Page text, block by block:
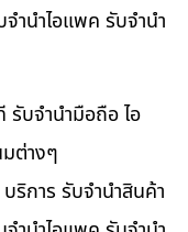
ำนำไอแพค รับจำนำ
รับจำนำมือถือ ไอ
ต่างๆ
ริการ รับจำนำสินค้า